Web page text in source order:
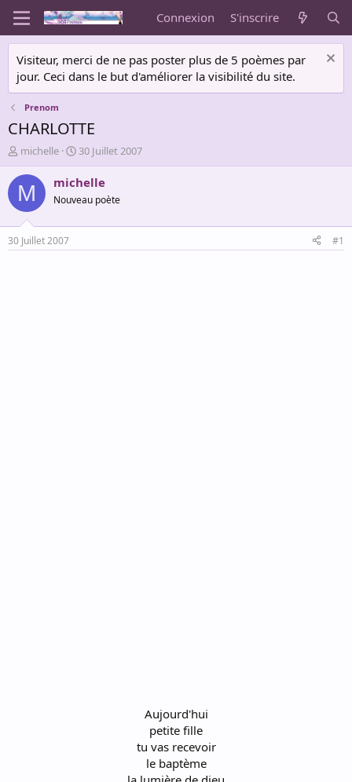
Connexion S'inscrire
Visiteur, merci de ne pas poster plus de 5 poèmes par
jour. Ceci dans le but d'améliorer la visibilité du site.
Prenom
CHARLOTTE
A
u
t
e
r
d
e
michelle
D
a
t
d
é
30 Juillet 2007
M michelle
Nouveau poète
30 Juillet 2007 #1
Aujourd'hui
petite fille
tu vas recevoir
le baptème